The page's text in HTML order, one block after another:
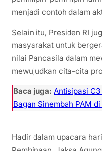
menjadi contoh dalam
Selain itu, Presiden RI
masyarakat untuk
nilai Pancasila dalam
mewujudkan cita-cita
Baca juga: Antisipasi
Bagan Sinembah PAM
Hadir dalam upacara